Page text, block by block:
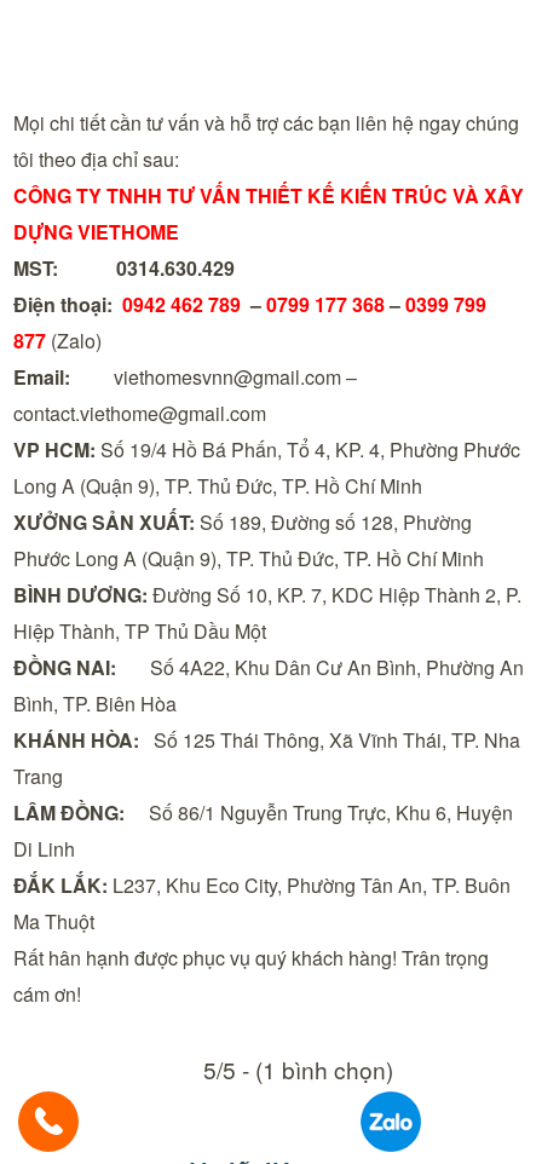
Mọi chi tiết cần tư vấn và hỗ trợ các bạn liên hệ ngay chúng
tôi theo địa chỉ sau:
CÔNG TY TNHH TƯ VẤN THIẾT KẾ KIẾN TRÚC VÀ XÂY
DỰNG VIETHOME
MST:
0314.630.429
Điện thoại: 0942 462 789 –0799 177 368–0399 799
877 (Zalo)
Email:
viethomesvnn@gmail.com –
contact.viethome@gmail.com
VP HCM: Số 19/4 Hồ Bá Phấn, Tổ 4, KP. 4, Phường Phước
Long A (Quận 9), TP. Thủ Đức, TP. Hồ Chí Minh
XƯỞNG SẢN XUẤT: Số 189, Đường số 128, Phường
Phước Long A (Quận 9), TP. Thủ Đức, TP. Hồ Chí Minh
BÌNH DƯƠNG: Đường Số 10, KP. 7, KDC Hiệp Thành 2, P.
Hiệp Thành, TP Thủ Dầu Một
ĐỒNG NAI: Số 4A22, Khu Dân Cư An Bình, Phường An
Bình, TP. Biên Hòa
KHÁNH HÒA:Số 125 Thái Thông, Xã Vĩnh Thái, TP. Nha
Trang
LÂM ĐỒNG:Số 86/1 Nguyễn Trung Trực, Khu 6, Huyện
Di Linh
ĐẮK LẮK: L237, Khu Eco City, Phường Tân An, TP. Buôn
Ma Thuột
Rất hân hạnh được phục vụ quý khách hàng!Trân trọng
cám ơn!
5/5 - (1 bình chọn)